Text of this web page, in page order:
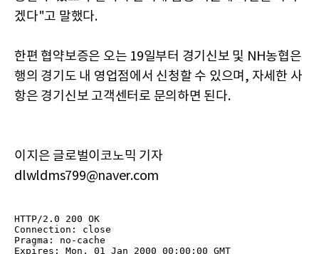
겠다"고 말했다.
한편 협약보증은 오는 19일부터 경기신보 및 NH농협은
행의 경기도 내 영업점에서 신청할 수 있으며, 자세한 사
항은 경기신보 고객센터로 문의하면 된다.
이지은 글로벌이코노믹 기자
dlwldms799@naver.com